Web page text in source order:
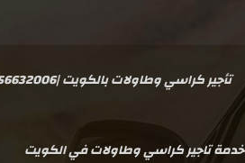
تأجير كراسي وطاولات بالكويت |56632006|الفروانية والجهراء
خدمة تاجير كراسي وطاولات في الكويت